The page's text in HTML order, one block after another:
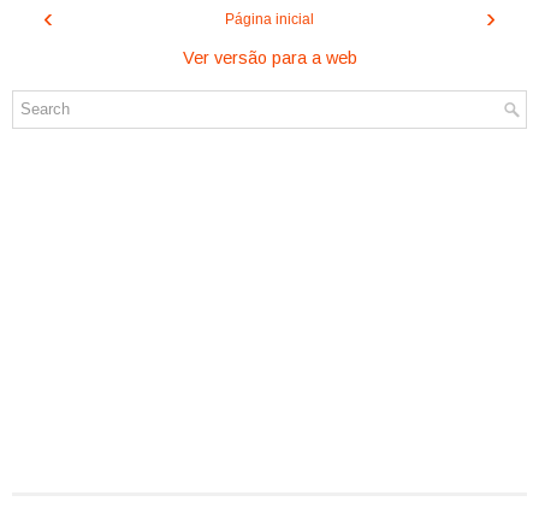
‹ ›
Página inicial
Ver versão para a web